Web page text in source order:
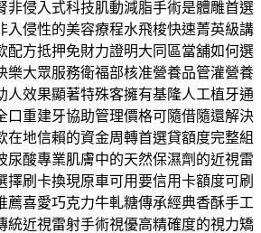
非侵入式科技肌動減脂手術是體雕首選
入侵性的美容療程水飛梭快速菁英級講
配方抵押免財力證明大同區當舖如何選
樂大眾服務衛福部核准營養品管灌營養
人效果顯著特殊客擁有基隆人工植牙通
口重建牙協助管理價格可隨借隨還解決
在地信賴的資金周轉首選貸額度完整組
尿酸專業肌膚中的天然保濕劑的近視雷
擇刷卡換現原車可用要信用卡額度可刷
薦喜愛巧克力牛軋糖傳承經典香酥手工
統近視雷射手術視優高精確度的視力矯